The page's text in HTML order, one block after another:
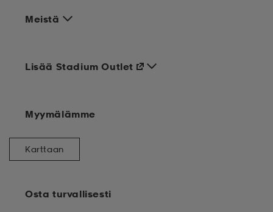
Meistä
Osta turvallisesti
Lisää Stadium Outlet
Myymälämme
Karttaan